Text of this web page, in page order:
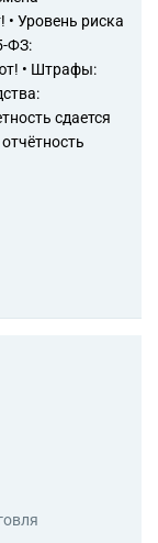
Уровень риска
ФЗ:
• Штрафы:
сдается